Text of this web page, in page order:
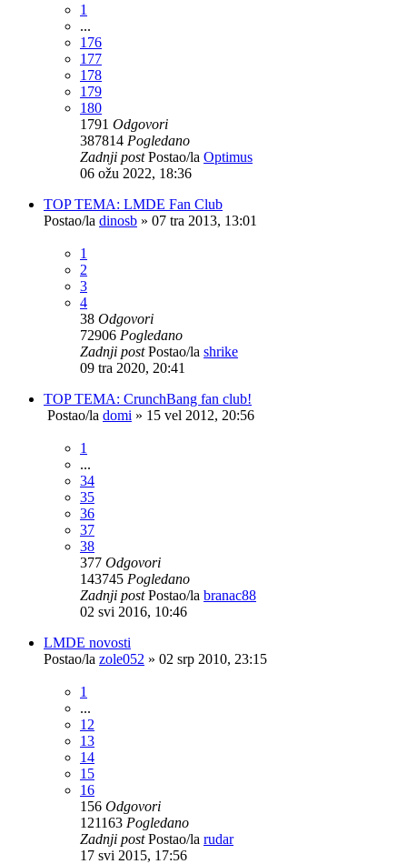
1
...
176
177
178
179
180
1791 Odgovori
387814 Pogledano
Zadnji postPostao/la Optimus
06 ožu 2022, 18:36
TOP TEMA: LMDE Fan Club
Postao/la dinosb » 07 tra 2013, 13:01
1
2
3
4
38 Odgovori
72906 Pogledano
Zadnji postPostao/la shrike
09 tra 2020, 20:41
TOP TEMA: CrunchBang fan club!
Postao/la domi » 15 vel 2012, 20:56
1
...
34
35
36
37
38
377 Odgovori
143745 Pogledano
Zadnji postPostao/la branac88
02 svi 2016, 10:46
LMDE novosti
Postao/la zole052 » 02 srp 2010, 23:15
1
...
12
13
14
15
16
156 Odgovori
121163 Pogledano
Zadnji postPostao/la rudar
17 svi 2015, 17:56